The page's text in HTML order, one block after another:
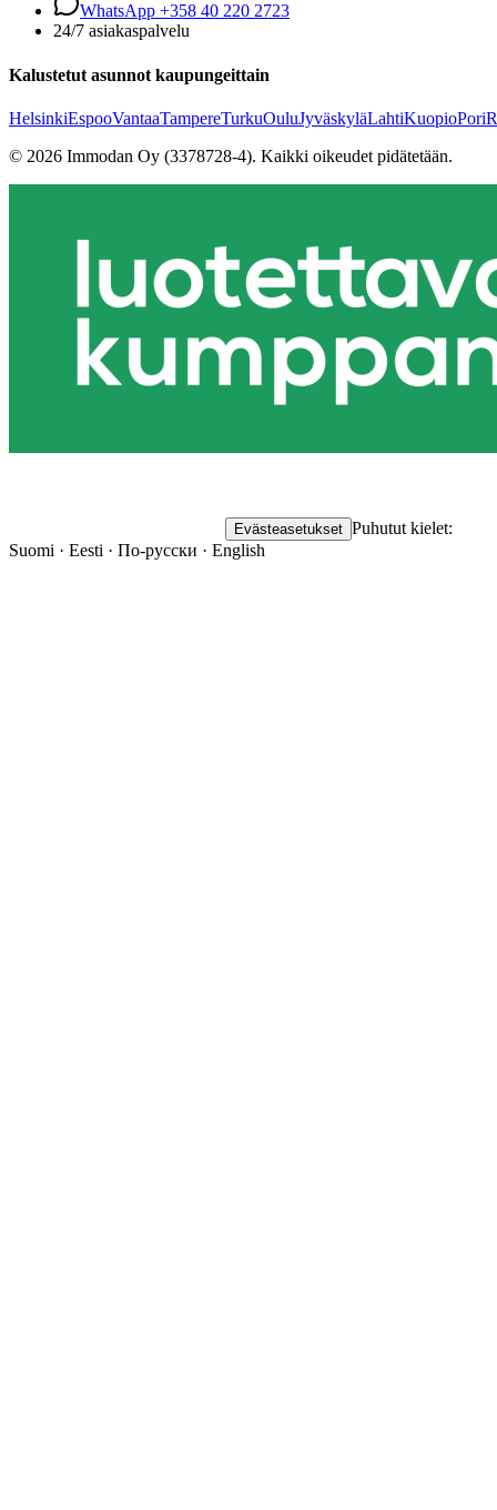
WhatsApp +358 40 220 2723
24/7 asiakaspalvelu
Kalustetut asunnot kaupungeittain
HelsinkiEspooVantaaTampereTurkuOuluJyväskyläLahtiKuopioPori
© 2026 Immodan Oy (3378728-4). Kaikki oikeudet pidätetään.
Evästeasetukset Puhutut kielet:
Suomi · Eesti · По-русски · English